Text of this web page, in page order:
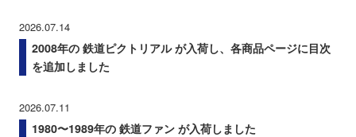
2026.07.14
2008年の 鉄道ピクトリアル が入荷し、各商品ページに目次
を追加しました
2026.07.11
1980〜1989年の 鉄道ファン が入荷しました